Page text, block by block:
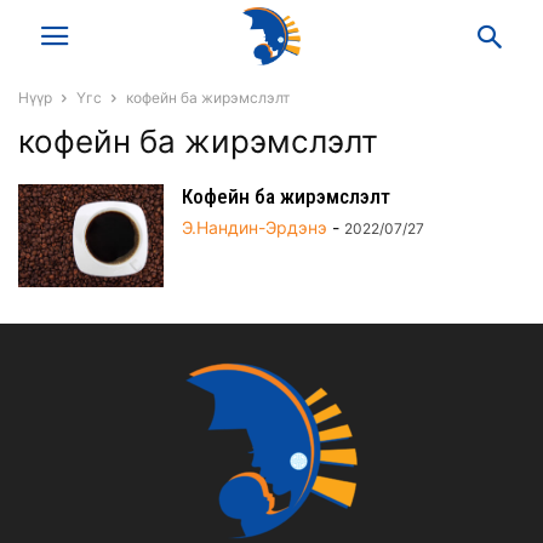
Нүүр Үгс кофейн ба жирэмслэлт
кофейн ба жирэмслэлт
Кофейн ба жирэмслэлт
Э.Нандин-Эрдэнэ - 2022/07/27